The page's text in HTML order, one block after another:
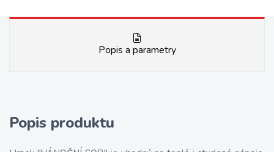
Popis a parametry
Popis produktu